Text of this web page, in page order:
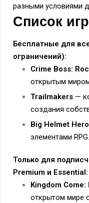
разными условиями
Список игр
Бесплатные для
ограничений):
Crime Boss:
открытым
Trailmakers —
создания
Big Helmet
элементами RPG.
Только для
Premium и Essential:
Kingdom
открытом мире